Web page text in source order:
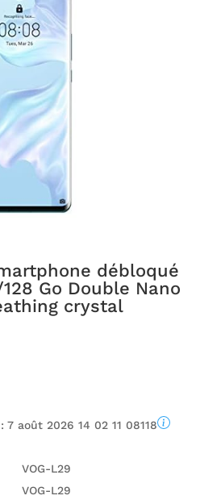
débloqué
Go Double Nano
crystal
:7 août 2026 14 02 11 08118
VOG-L29
VOG-L29